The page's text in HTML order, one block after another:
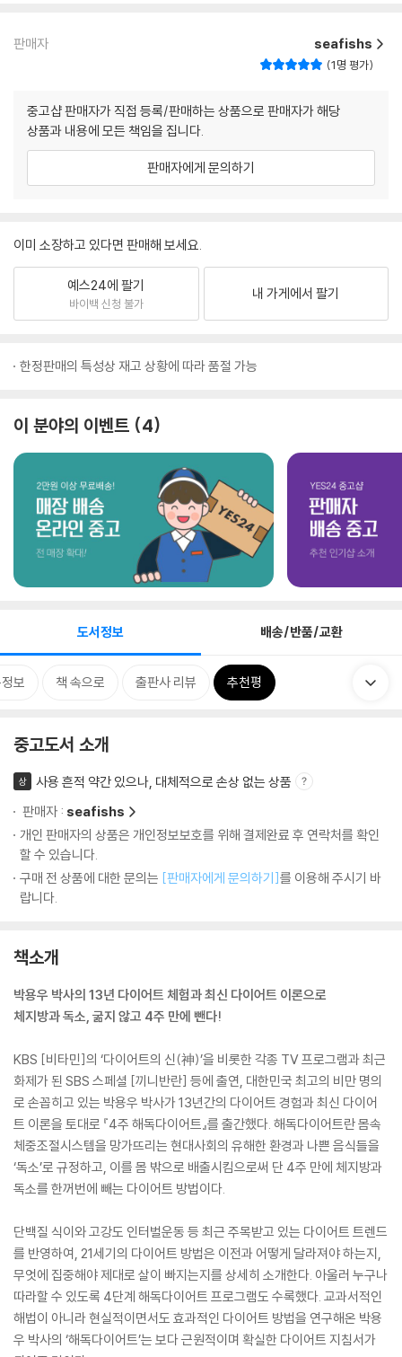
판매자 seafishs
1명 평가
중고샵 판매자가 직접 등록/판매하는 상품으로 판매자가 해당
상품과 내용에 모든 책임을 집니다.
판매자에게 문의하기
이미 소장하고 있다면 판매해 보세요.
예스24에 팔기
바이백 신청 불가
내 가게에서 팔기
한정판매의 특성상 재고 상황에 따라 품절 가능
이 분야의 이벤트 4
도서정보 배송/반품/교환
보 책 속으로 출판사 리뷰 추천평
중고도서 소개
상
사용 흔적 약간 있으나, 대체적으로 손상 없는 상품
판매자 : seafishs
개인 판매자의 상품은 개인정보보호를 위해 결제완료 후 연락처를 확인
할 수 있습니다.
구매 전 상품에 대한 문의는 [판매자에게 문의하기]를 이용해 주시기 바
랍니다.
책소개
박용우 박사의 13년 다이어트 체험과 최신 다이어트 이론으로
체지방과 독소, 굶지 않고 4주 만에 뺀다!
KBS [비타민]의 ‘다이어트의 신(神)’을 비롯한 각종 TV 프로그램과 최근
화제가 된 SBS 스페셜 [끼니반란] 등에 출연, 대한민국 최고의 비만 명의
로 손꼽히고 있는 박용우 박사가 13년간의 다이어트 경험과 최신 다이어
트 이론을 토대로 『4주 해독다이어트』를 출간했다. 해독다이어트란 몸속
체중조절시스템을 망가뜨리는 현대사회의 유해한 환경과 나쁜 음식들을
‘독소’로 규정하고, 이를 몸 밖으로 배출시킴으로써 단 4주 만에 체지방과
독소를 한꺼번에 빼는 다이어트 방법이다.
단백질 식이와 고강도 인터벌운동 등 최근 주목받고 있는 다이어트 트렌드
를 반영하여, 21세기의 다이어트 방법은 이전과 어떻게 달라져야 하는지,
무엇에 집중해야 제대로 살이 빠지는지를 상세히 소개한다. 아울러 누구나
따라할 수 있도록 4단계 해독다이어트 프로그램도 수록했다. 교과서적인
해법이 아니라 현실적이면서도 효과적인 다이어트 방법을 연구해온 박용
우 박사의 ‘해독다이어트’는 보다 근원적이며 확실한 다이어트 지침서가